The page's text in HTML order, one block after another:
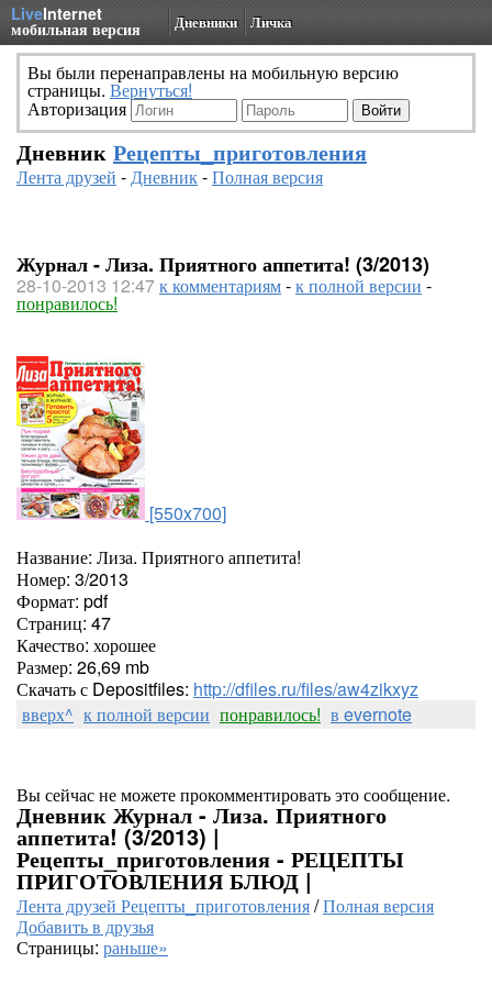
LiveInternet
мобильная версия Дневники Личка
Вы были перенаправлены на мобильную версию
страницы. Вернуться!
Авторизация
Дневник Рецепты_приготовления
Лента друзей -Дневник-Полная версия
Журнал - Лиза. Приятного аппетита! (3/2013)
28-10-2013 12:47к комментариям-к полной версии -
понравилось!
[550x700]
Название: Лиза. Приятного аппетита!
Номер: 3/2013
Формат: pdf
Страниц: 47
Качество: хорошее
Размер: 26,69 mb
Скачать с Depositfiles: http://dfiles.ru/files/aw4zikxyz
вверх^ к полной версии понравилось! в evernote
Вы сейчас не можете прокомментировать это сообщение.
Дневник Журнал - Лиза. Приятного
аппетита! (3/2013) |
Рецепты_приготовления - РЕЦЕПТЫ
ПРИГОТОВЛЕНИЯ БЛЮД |
Лента друзей Рецепты_приготовления/Полная версия
Добавить в друзья
Страницы: раньше»